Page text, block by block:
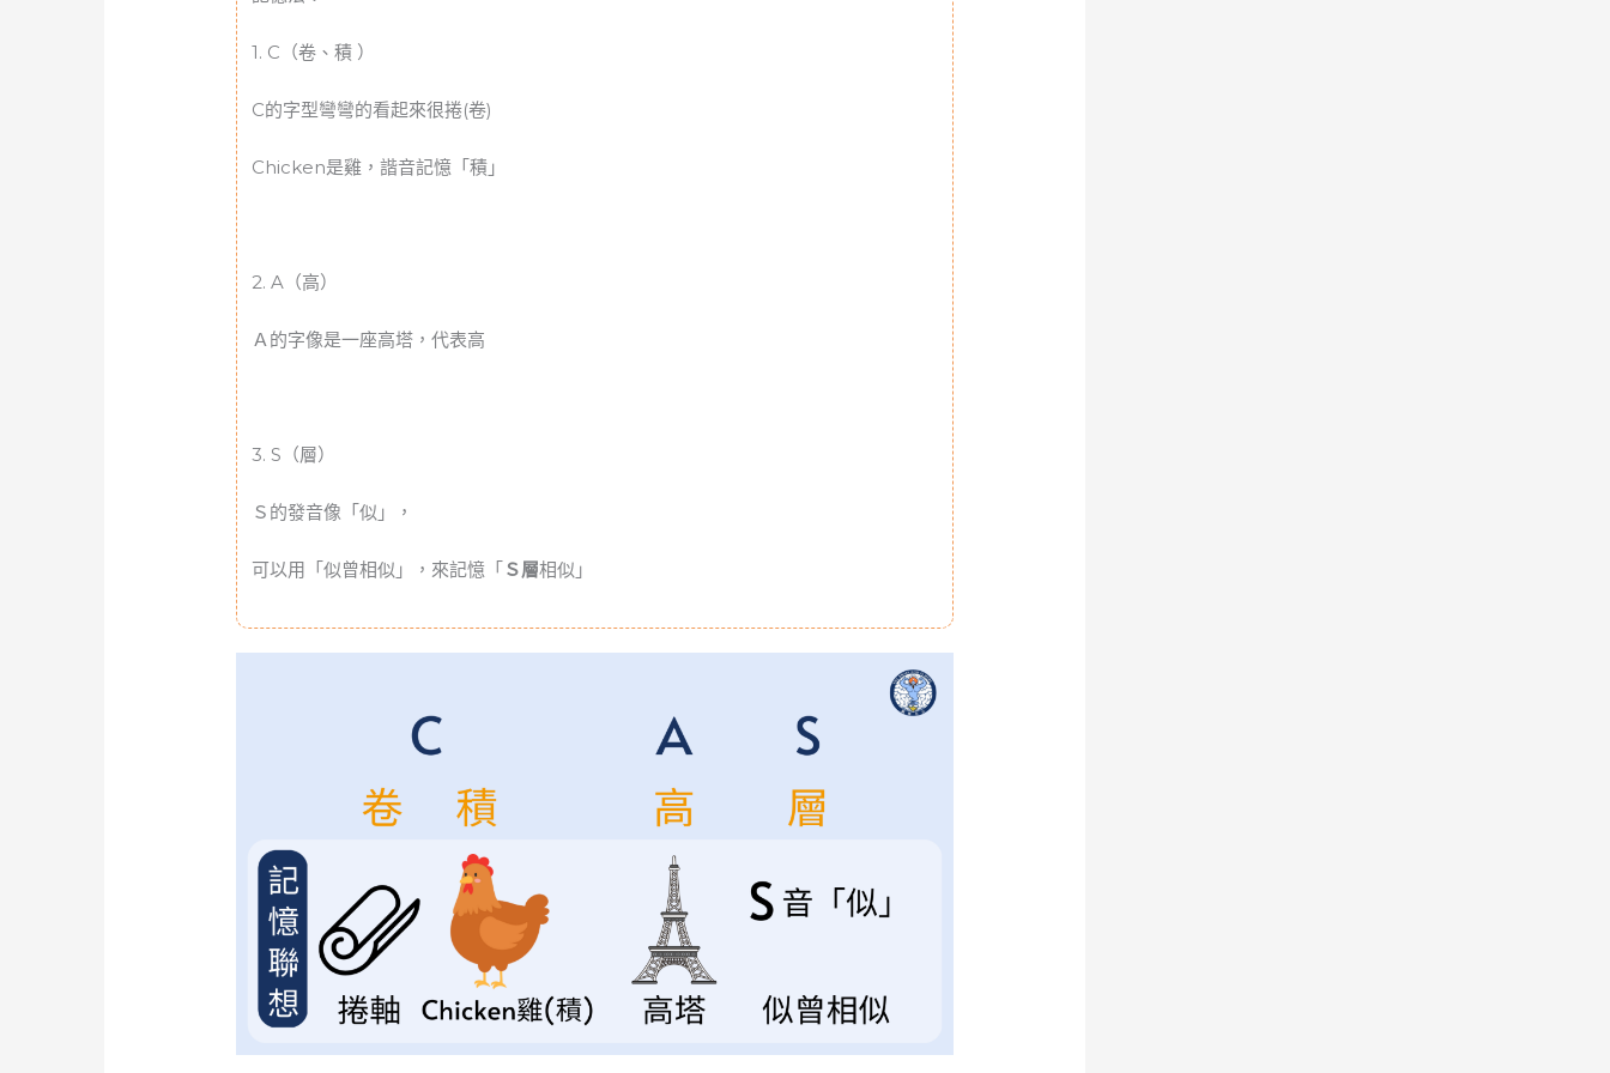
1. C（卷、積 ）
C的字型彎彎的看起來很捲(卷)
Chicken是雞，諧音記憶「積」
2. A（高）
Ａ的字像是一座高塔，代表高
3. S（層）
Ｓ的發音像「似」，
可以用「似曾相似」，來記憶「Ｓ層相似」